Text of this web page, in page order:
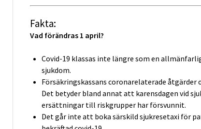
Fakta:
Vad förändras 1 april?
Covid-19 klassas inte längre som en
sjukdom.
Försäkringskassans coronarelaterade åtgärder
Det betyder bland annat att karensdagen vid
ersättningar till riskgrupper har försvunnit.
Det går inte att boka särskild sjukresetaxi för